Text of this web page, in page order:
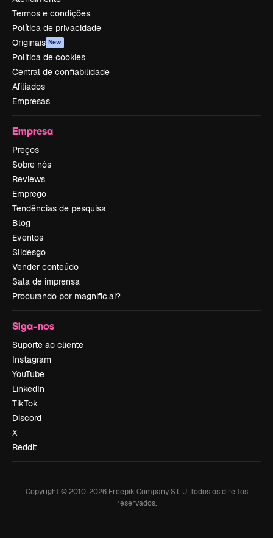
Termos e condições
Política de privacidade
Originais New
Política de cookies
Central de confiabilidade
Afiliados
Empresas
Empresa
Preços
Sobre nós
Reviews
Emprego
Tendências de pesquisa
Blog
Eventos
Slidesgo
Vender conteúdo
Sala de imprensa
Procurando por magnific.ai?
Siga-nos
Suporte ao cliente
Instagram
YouTube
LinkedIn
TikTok
Discord
X
Reddit
Copyright © 2010-2026Freepik Company S.L.U. Todos os direitos
reservados.